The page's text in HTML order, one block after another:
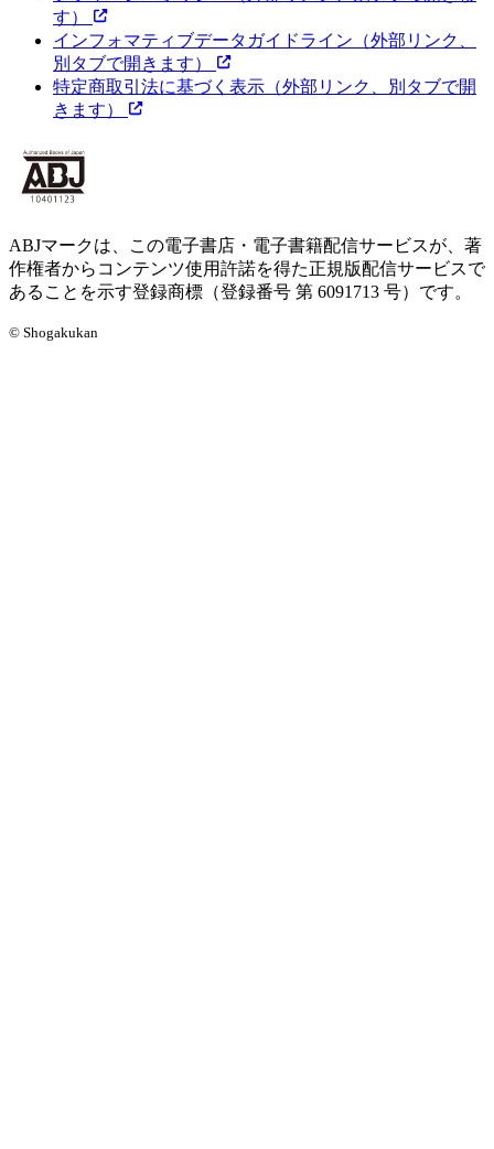
す）
インフォマティブデータガイドライン （外部リンク、
別タブで開きます）
特定商取引法に基づく表示 （外部リンク、別タブで開
きます）
ABJマークは、この電子書店・電子書籍配信サービスが、著
作権者からコンテンツ使用許諾を得た正規版配信サービスで
あることを示す登録商標（登録番号 第 6091713 号）です。
© Shogakukan